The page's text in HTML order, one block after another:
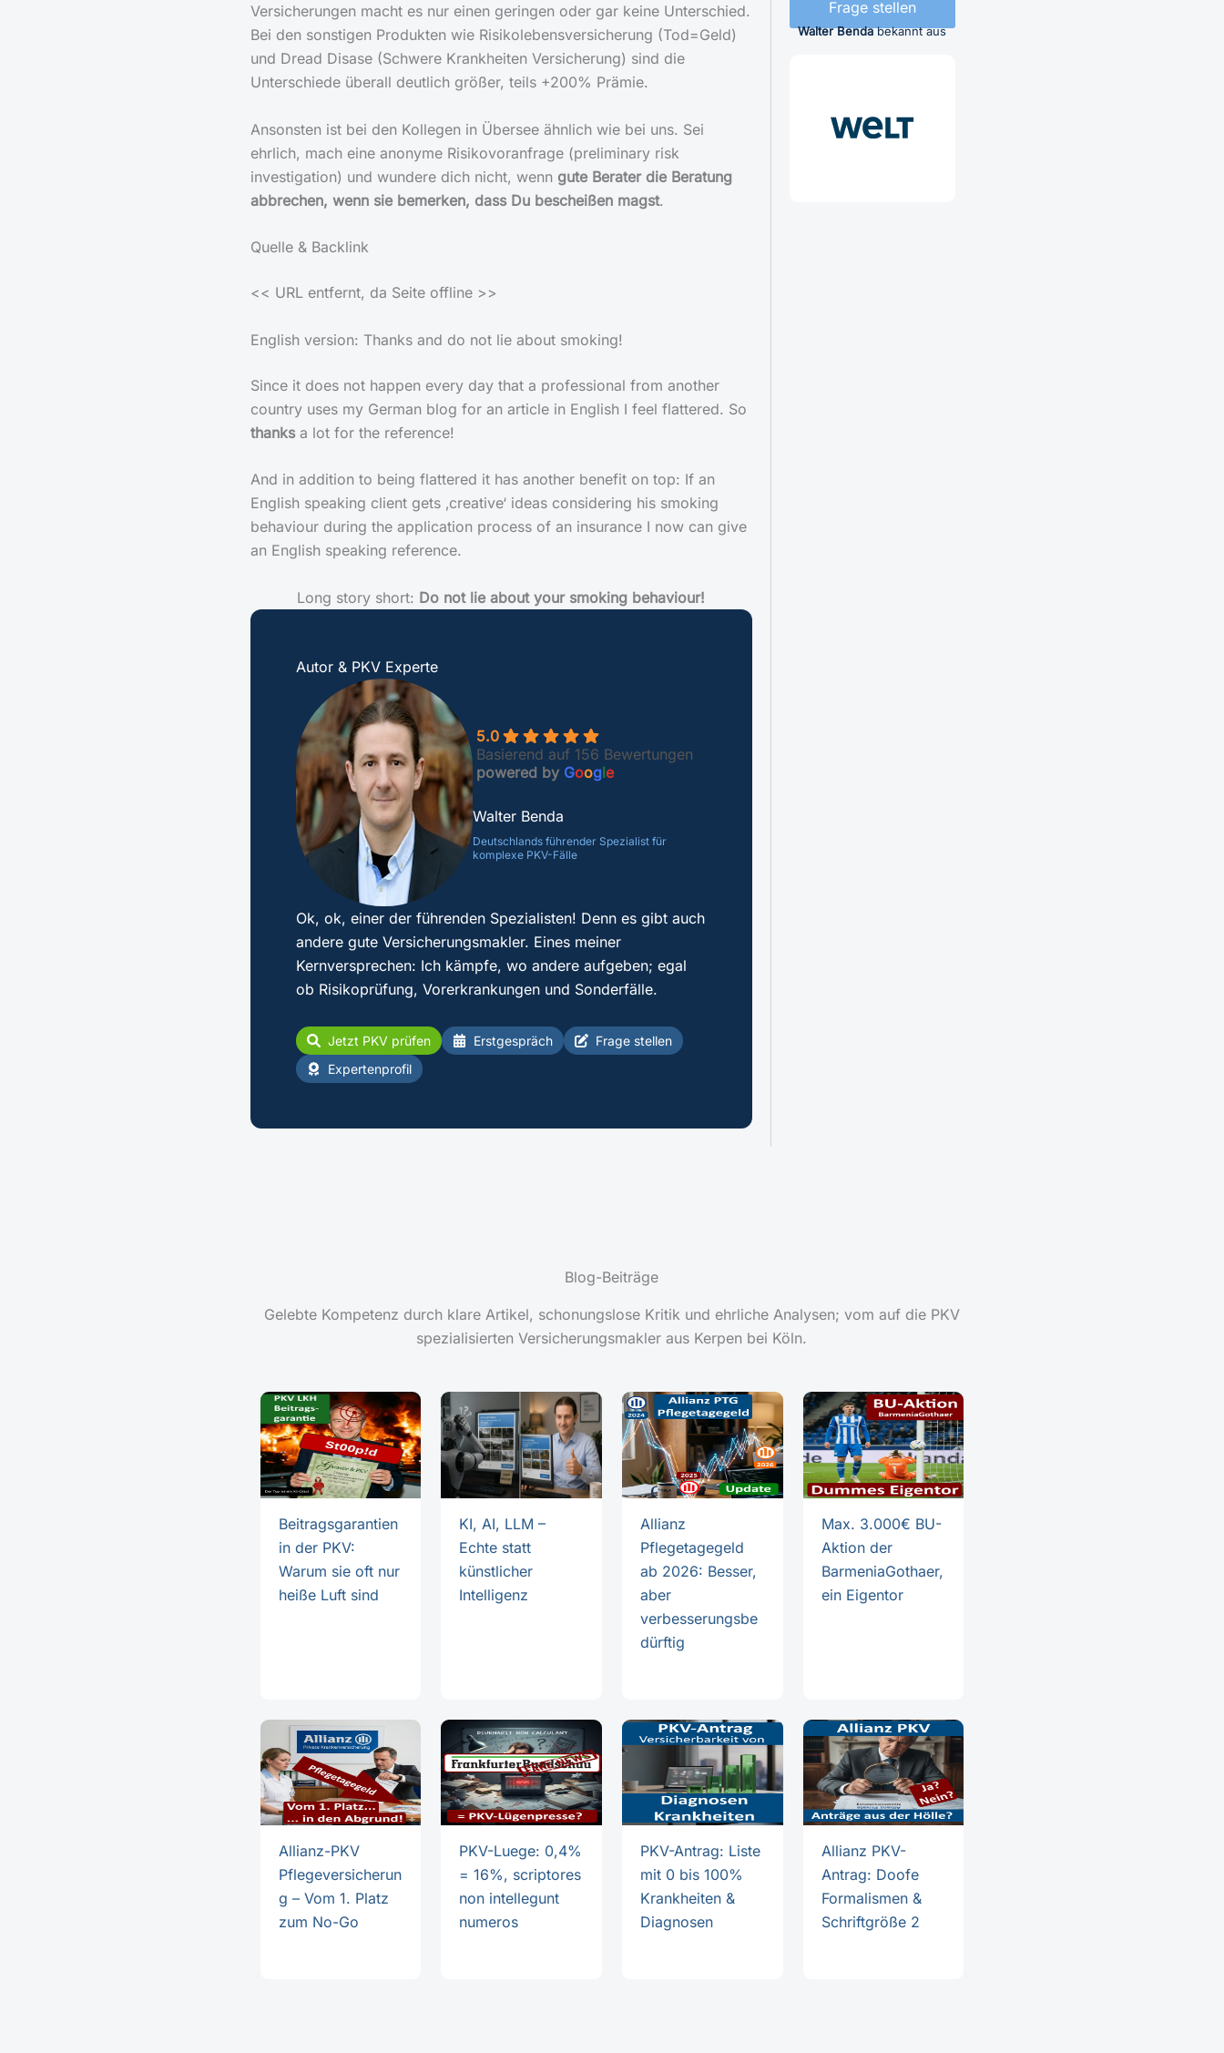
Versicherungen macht es nur einen geringen oder gar keine Unterschied.
Bei den sonstigen Produkten wie Risikolebensversicherung (Tod=Geld)
und Dread Disase (Schwere Krankheiten Versicherung) sind die
Unterschiede überall deutlich größer, teils +200% Prämie.
Ansonsten ist bei den Kollegen in Übersee ähnlich wie bei uns. Sei
ehrlich, mach eine anonyme Risikovoranfrage (preliminary risk
investigation) und wundere dich nicht, wenn gute Berater die Beratung
abbrechen, wenn sie bemerken, dass Du bescheißen magst.
Quelle & Backlink
<< URL entfernt, da Seite offline >>
English version: Thanks and do not lie about smoking!
Since it does not happen every day that a professional from another
country uses my German blog for an article in English I feel flattered. So
thanksa lot for the reference!
And in addition to being flattered it has another benefit on top: If an
English speaking client gets ‚creative‘ ideas considering his smoking
behaviour during the application process of an insurance I now can give
an English speaking reference.
Long story short: Do not lie about your smoking behaviour!
Autor & PKV Experte
5.0
Basierend auf 156 Bewertungen
powered by Google
Walter Benda
Deutschlands führender Spezialist für
komplexe PKV-Fälle
Ok, ok, einer der führenden Spezialisten! Denn es gibt auch
andere gute Versicherungsmakler. Eines meiner
Kernversprechen: Ich kämpfe, wo andere aufgeben; egal
ob Risikoprüfung, Vorerkrankungen und Sonderfälle.
Jetzt PKV prüfen Erstgespräch
Frage stellen
Expertenprofil
Frage stellen
Walter Bendabekannt aus
Blog-Beiträge
Gelebte Kompetenz durch klare Artikel, schonungslose Kritik und ehrliche Analysen; vom auf die PKV
spezialisierten Versicherungsmakler aus Kerpen bei Köln.
Beitragsgarantien
in der PKV:
Warum sie oft nur
heiße Luft sind
KI, AI, LLM –
Echte statt
künstlicher
Intelligenz
Allianz
Pflegetagegeld
ab 2026: Besser,
aber
verbesserungsbe
dürftig
Max. 3.000€ BU-
Aktion der
BarmeniaGothaer,
ein Eigentor
Allianz-PKV
Pflegeversicherun
g – Vom 1. Platz
zum No-Go
PKV-Luege: 0,4%
= 16%, scriptores
non intellegunt
numeros
PKV-Antrag: Liste
mit 0 bis 100%
Krankheiten &
Diagnosen
Allianz PKV-
Antrag: Doofe
Formalismen &
Schriftgröße 2